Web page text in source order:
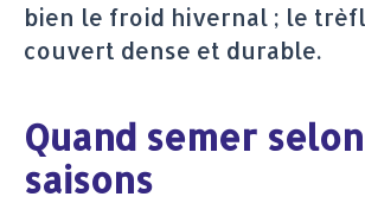
bien le froid hivernal ; le
couvert dense et durable.
Quand semer
saisons